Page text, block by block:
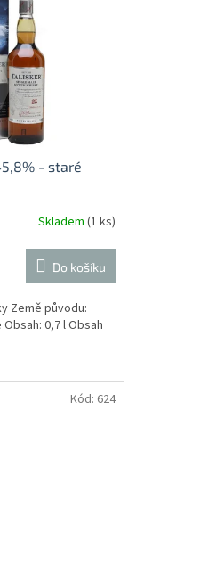
- staré
Skladem (1 ks)
Do košíku
Země původu:
0,7 l Obsah
Kód: 624